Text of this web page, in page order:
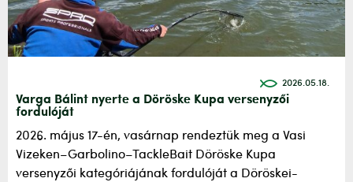
2026.05.18.
Varga Bálint nyerte a Döröske Kupa versenyzői
fordulóját
2026. május 17-én, vasárnap rendeztük meg a Vasi
Vizeken–Garbolino–TackleBait Döröske Kupa
versenyzői kategóriájának fordulóját a Döröskei-